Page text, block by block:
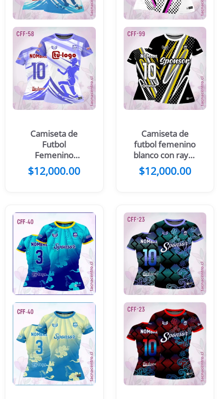
Camiseta de
Futbol
Femenino
Blanco con
Mangas Azules
$12,000.00
Camiseta de
futbol femenino
blanco con rayas
coloridas
$12,000.00